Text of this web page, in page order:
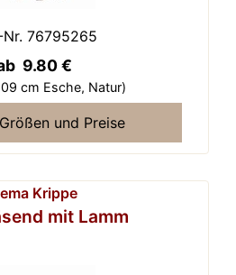
76795265
9.80 €
cm Esche, Natur)
und Preise
Krippe
mit Lamm